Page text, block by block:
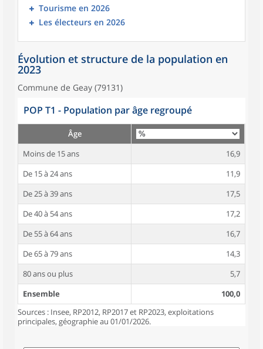
Tourisme en 2026
Les électeurs en 2026
Évolution et structure de la population en
2023
Commune de Geay (79131)
POP T1 - Population par âge regroupé
Âge
Moins de 15 ans
16,9
De 15 à 24 ans
11,9
De 25 à 39 ans
17,5
De 40 à 54 ans
17,2
De 55 à 64 ans
16,7
De 65 à 79 ans
14,3
80 ans ou plus
5,7
Ensemble
100,0
Sources : Insee, RP2012, RP2017 et RP2023, exploitations
principales, géographie au 01/01/2026.